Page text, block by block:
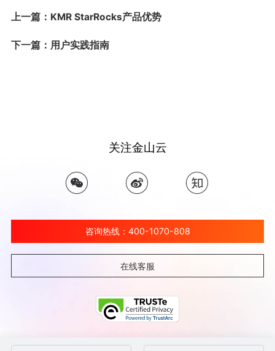
上一篇：KMR StarRocks产品优势
下一篇：用户实践指南
关注金山云
咨询热线：400-1070-808
在线客服
©北京金山云网络技术有限公司 2026 Ksyun All Rights Reserved Kingsoft Corp.